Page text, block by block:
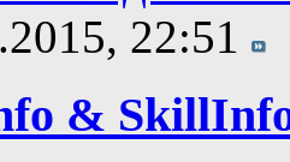
22:51
&